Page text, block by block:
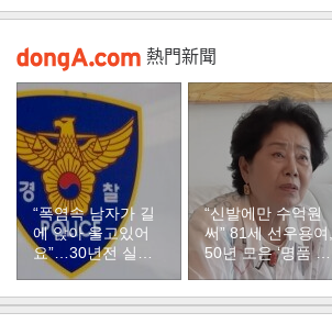
熱門新聞
“폭염속 남자가 길
에 앉아 울고있어
요”…30년전 실종
자였다
“신발에만 수억원
써” 81세 선우용여,
50년 모은 ‘명품 구
두’ 컬렉션